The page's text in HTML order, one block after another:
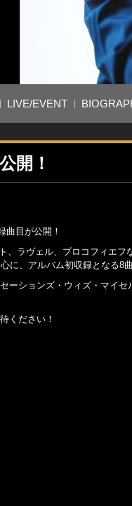
LIVE/EVENT
開！
曲目が公開！
、ラヴェル、プロコフィエフ
、アルバム初収録となる8
ーションズ・ウィズ・マイセ
ください！